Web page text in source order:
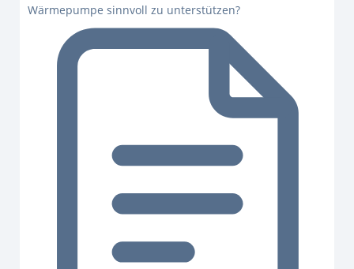
Wärmepumpe sinnvoll zu unterstützen?